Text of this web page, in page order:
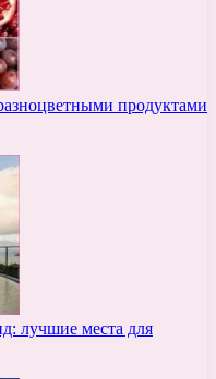
продуктами
лучшие места для